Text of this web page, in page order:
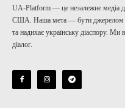
UA-Platform — це незалежне медіа
США. Наша мета — бути джерелом
та надихає українську діаспору. Ми
діалог.